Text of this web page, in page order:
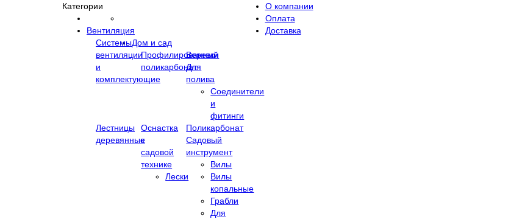
Категории
Вентиляция
Системы
вентиляции
и
комплектующие
Дом и сад
Профилированный
поликарбонат
Веревки
Для
полива
Соединители
и
фитинги
Лестницы
деревянные
Оснастка
к
садовой
технике
Лески
Поликарбонат
Садовый
инструмент
Вилы
Вилы
копальные
Грабли
Для
О компании
Оплата
Доставка